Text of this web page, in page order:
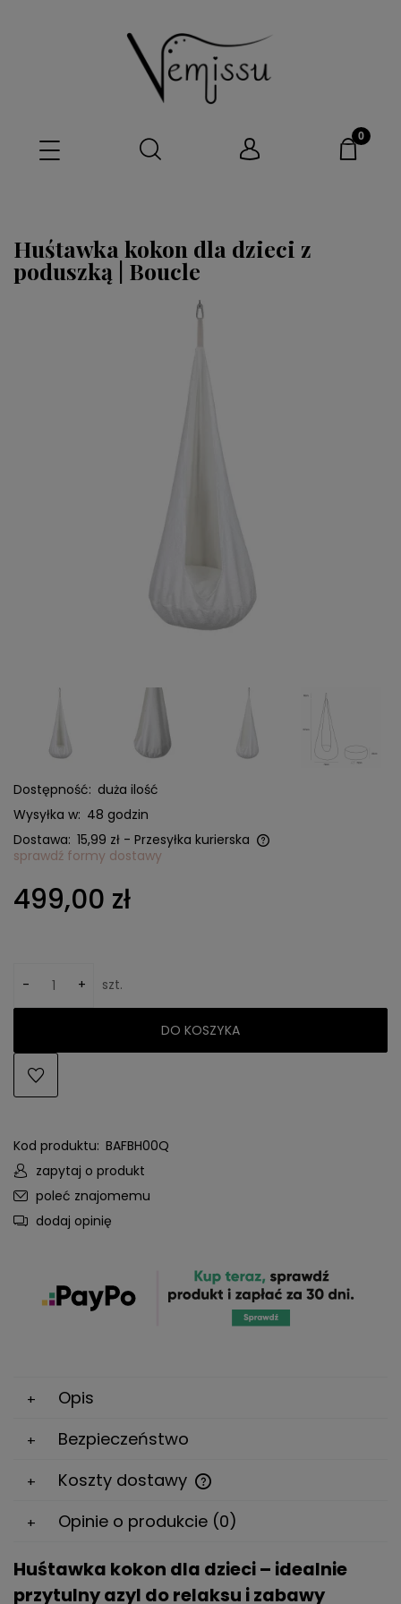
Huśtawka kokon dla dzieci z
poduszką | Boucle
Dostępność: duża ilość
Wysyłka w: 48 godzin
Dostawa: 15,99 zł - Przesyłka kurierska
Cena nie zawiera ewentualnych kosztów płatności
sprawdź formy dostawy
499,00 zł
- + szt.
DO KOSZYKA
Kod produktu: BAFBH00Q
zapytaj o produkt
poleć znajomemu
dodaj opinię
Opis
Bezpieczeństwo
Koszty dostawy
Cena nie zawiera ewentualnych kosztów płatności
Opinie o produkcie (0)
Huśtawka kokon dla dzieci – idealnie
przytulny azyl do relaksu i zabawy